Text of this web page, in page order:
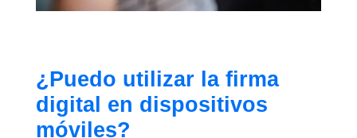
¿Puedo utilizar la firma
digital en dispositivos
móviles?